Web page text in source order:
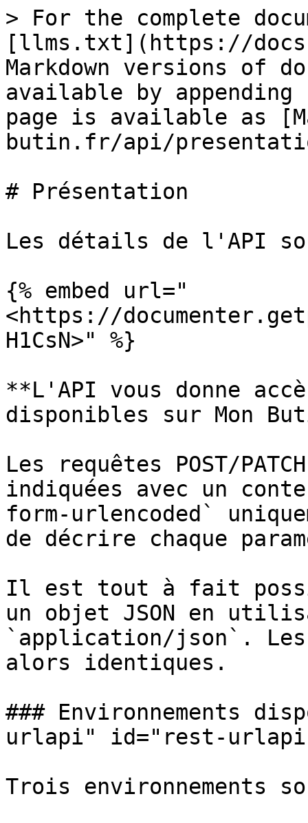
> For the complete
[llms.txt](https://
Markdown versions of
available by
page is available as
butin.fr/api/
# Présentation
Les détails de l'API
{% embed url="
<https://
H1CsN>" %}
**L'API vous donne
disponibles sur Mon
Les requêtes POST/
indiquées avec un
form-urlencoded`
de décrire chaque
Il est tout à fait
un objet JSON en
`application/json`. Les
alors identiques.
### Environnements
urlapi" id="rest-
Trois environnements